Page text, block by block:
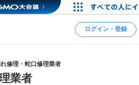
ログイン・登録
修理・蛇口修理業者
業者